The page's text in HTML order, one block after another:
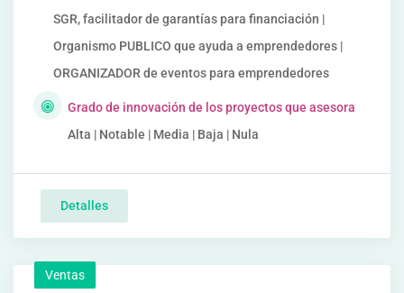
SGR, facilitador de garantías para financiación |
Organismo PUBLICO que ayuda a emprendedores |
ORGANIZADOR de eventos para emprendedores
Grado de innovación de los proyectos que asesora
Alta | Notable | Media | Baja | Nula
Detalles
Ventas